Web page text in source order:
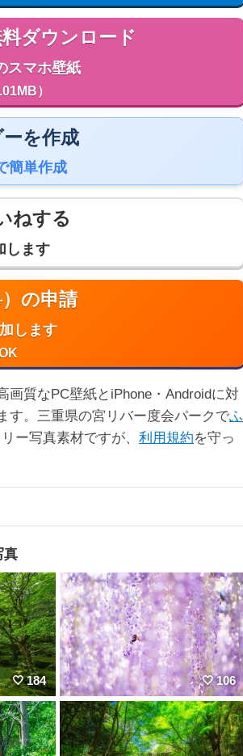
ダウンロード
スマホ壁紙
）
を作成
簡単作成
ねする
します
の申請
します
質なPC壁紙とiPhone・Androidに対
す。三重県の宮リバー度会パークでふ
ー写真素材ですが、 利用規約を守っ
真
184 106